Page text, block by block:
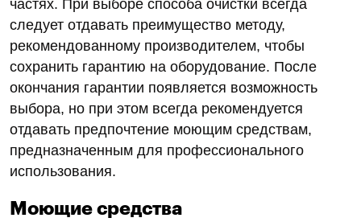
частях. При выборе способа очистки всегда
следует отдавать преимущество методу,
рекомендованному производителем, чтобы
сохранить гарантию на оборудование. После
окончания гарантии появляется возможность
выбора, но при этом всегда рекомендуется
отдавать предпочтение моющим средствам,
предназначенным для профессионального
использования.
Моющие средства